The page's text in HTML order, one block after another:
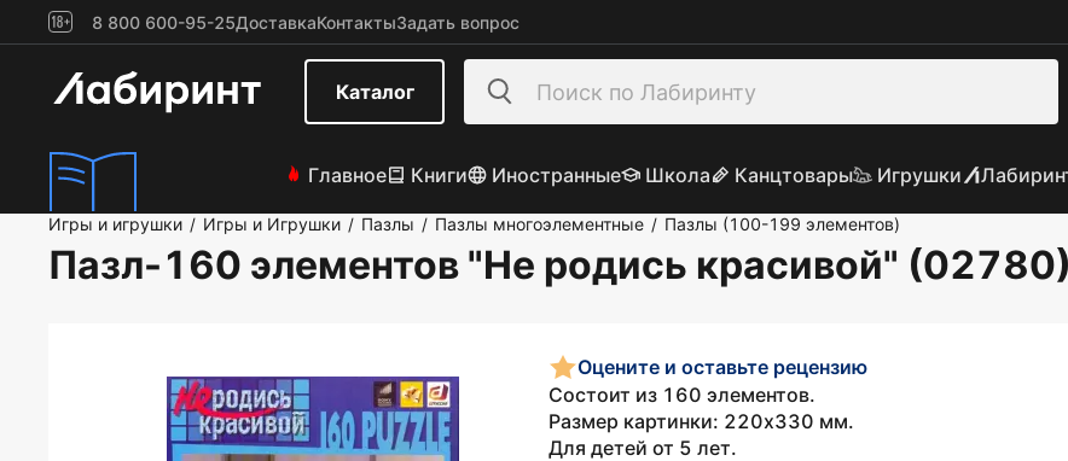
8 800 600-95-25ДоставкаКонтактыЗадать вопрос
Каталог
Главное Книги Иностранные Школа Канцтовары Игрушки
Игры и игрушки / Игры и Игрушки / Пазлы / Пазлы многоэлементные / Пазлы (100-199 элементов)
Пазл-160 элементов "Не родись красивой" (02780)
Оцените и оставьте рецензию
Состоит из 160 элементов.
Размер картинки: 220х330 мм.
Для детей от 5 лет.